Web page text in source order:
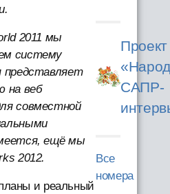
2011 мы
систему
представляет
на веб
совместной
ещё мы
2012.
и реальный
Проект
САПР-
Все
номера